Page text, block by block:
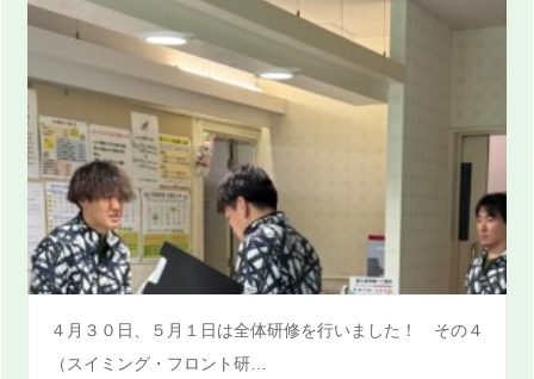
４月３０日、５月１日は全体研修を行いました！ その４
（スイミング・フロント研…